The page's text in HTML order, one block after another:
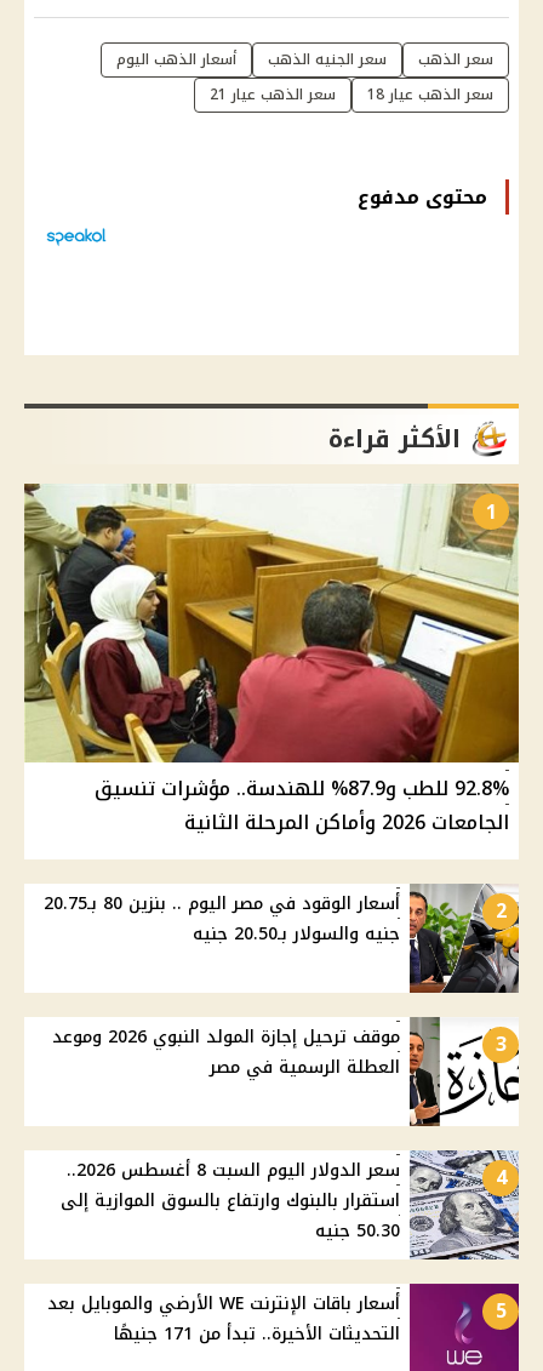
سعر الذهب سعر الجنيه الذهب
أسعار الذهب اليوم
سعر الذهب عيار 18
سعر الذهب عيار 21
محتوى مدفوع
الأكثر قراءة
1
92.8% للطب و87.9% للهندسة.. مؤشرات تنسيق
الجامعات 2026 وأماكن المرحلة الثانية
2
أسعار الوقود في مصر اليوم .. بنزين 80 بـ20.75
جنيه والسولار بـ20.50 جنيه
3
موقف ترحيل إجازة المولد النبوي 2026 وموعد
العطلة الرسمية في مصر
4
سعر الدولار اليوم السبت 8 أغسطس 2026..
استقرار بالبنوك وارتفاع بالسوق الموازية إلى
50.30 جنيه
5
أسعار باقات الإنترنت WE الأرضي والموبايل بعد
التحديثات الأخيرة.. تبدأ من 171 جنيهًا